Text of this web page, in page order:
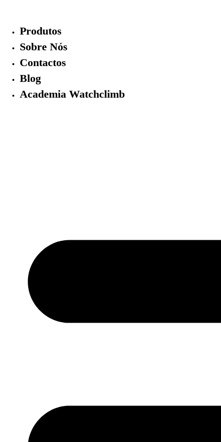
contentProdutos
Sobre Nós
Contactos
Blog
Academia Watchclimb